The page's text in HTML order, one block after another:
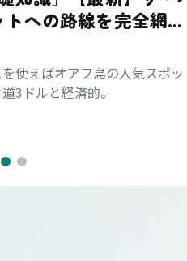
への路線を完全網
使えばオアフ島の人気スポ
3ドルと経済的。